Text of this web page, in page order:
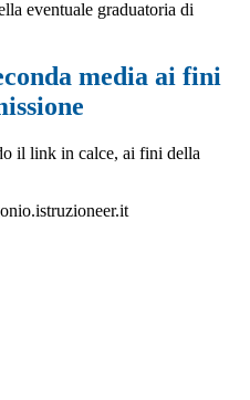
eventuale graduatoria di
media ai fini
il link in calce, ai fini della